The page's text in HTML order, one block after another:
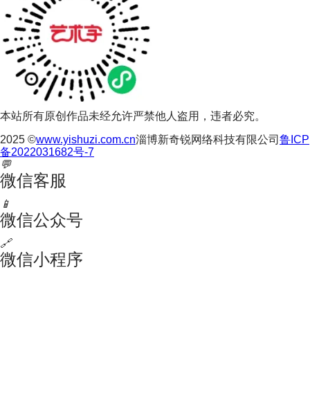
本站所有原创作品未经允许严禁他人盗用，违者必究。
2025 ©www.yishuzi.com.cn淄博新奇锐网络科技有限公司 鲁ICP
备2022031682号-7
💬
微信客服
📱
微信公众号
🔗
微信小程序